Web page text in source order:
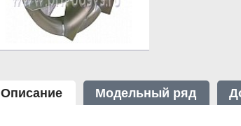
Описание Модельный ряд